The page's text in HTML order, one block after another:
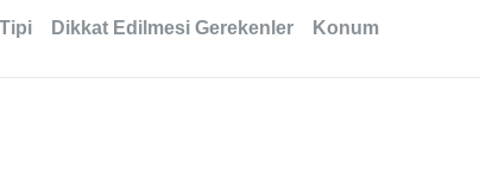
Dikkat Edilmesi Gerekenler Konum